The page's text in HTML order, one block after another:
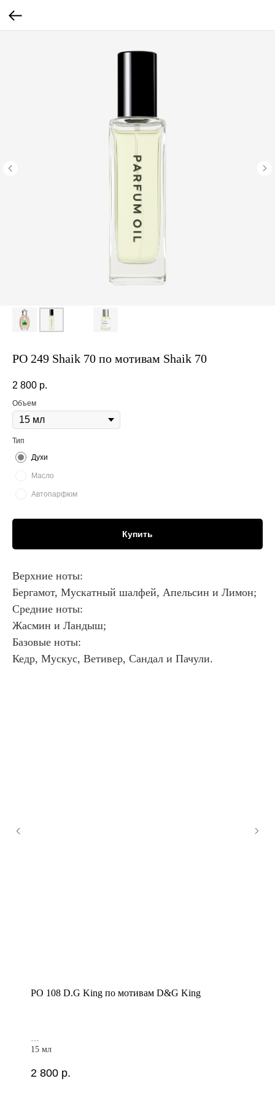
PO 249 Shaik 70 по мотивам Shaik 70
2 800 р.
Объем
Тип
Духи
Масло
Автопарфюм
Купить
Верхние ноты:
Бергамот, Мускатный шалфей, Апельсин и Лимон;
Средние ноты:
Жасмин и Ландыш;
Базовые ноты:
Кедр, Мускус, Ветивер, Сандал и Пачули.
PO 108 D.G King по мотивам D&G King
15 мл
2 800 р.